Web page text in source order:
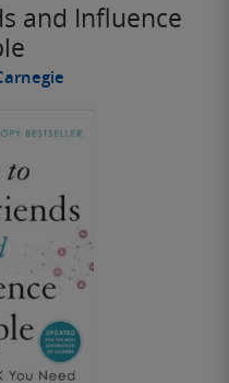
and Influence